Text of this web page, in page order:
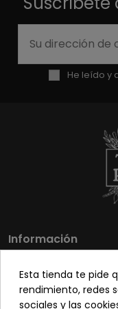
He leído y
Información
Los más vendidos
Sobre nosotros
Esta tienda te pide
rendimiento, redes
sociales y las